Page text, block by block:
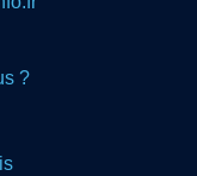
?